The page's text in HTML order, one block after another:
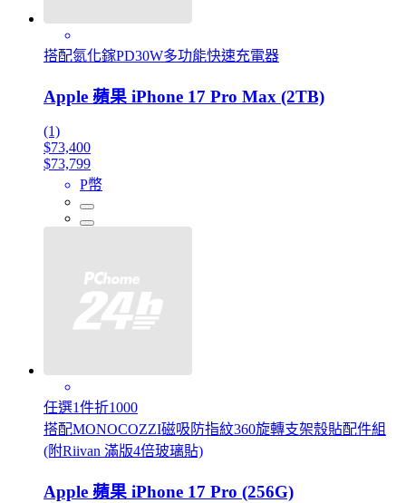
搭配氮化鎵PD30W多功能快速充電器
Apple 蘋果 iPhone 17 Pro Max (2TB)
(1)
$73,400
$73,799
P幣
任選1件折1000
搭配MONOCOZZI磁吸防指紋360旋轉支架殼貼配件組
(附Riivan 滿版4倍玻璃貼)
Apple 蘋果 iPhone 17 Pro (256G)